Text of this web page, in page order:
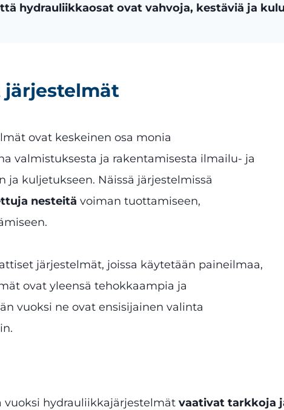
hydrauliikkaosat ovat vahvoja, kestäviä ja
järjestelmät
ovat keskeinen osa monia
valmistuksesta ja rakentamisesta ilmailu- ja
ja kuljetukseen. Näissä järjestelmissä
nesteitä voiman tuottamiseen,
järjestelmät, joissa käytetään paineilmaa,
ovat yleensä tehokkaampia ja
vuoksi ne ovat ensisijainen valinta
vuoksi hydrauliikkajärjestelmät vaativat tarkkoja